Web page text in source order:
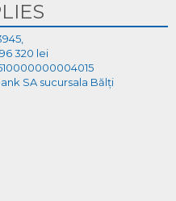
320 lei
SA sucursala Bălți